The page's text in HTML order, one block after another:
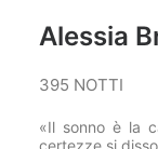
Alessia
395 NOTTI
«Il sonno è la
certezze si